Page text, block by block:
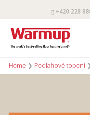
+420 228
Home ❯ Podlahové topení